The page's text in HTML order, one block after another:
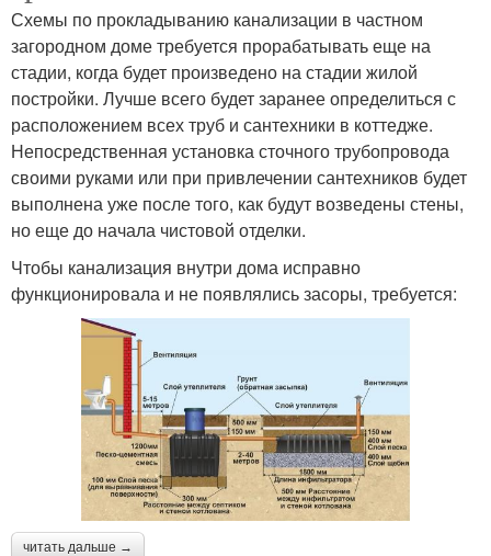
Схемы по прокладыванию канализации в частном
загородном доме требуется прорабатывать еще на
стадии, когда будет произведено на стадии жилой
постройки. Лучше всего будет заранее определиться с
расположением всех труб и сантехники в коттедже.
Непосредственная установка сточного трубопровода
своими руками или при привлечении сантехников будет
выполнена уже после того, как будут возведены стены,
но еще до начала чистовой отделки.
Чтобы канализация внутри дома исправно
функционировала и не появлялись засоры, требуется:
читать дальше →